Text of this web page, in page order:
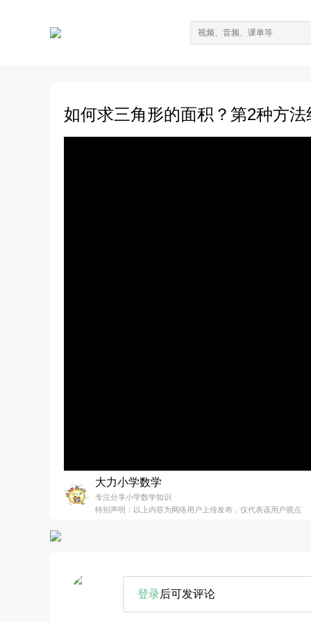
如何求三角形的面积？第2种方法
大力小学数学
专注分享小学数学知识
特别声明：以上内容为网络用户上传发布，仅代表该用户观点
登录后可发评论